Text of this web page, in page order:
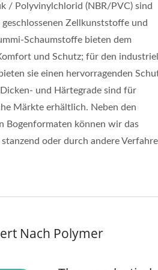
/ Polyvinylchlorid (NBR/PVC) sind
Zellkunststoffe und
Schaumstoffe bieten dem
und Schutz; für den
sie einen hervorragenden
und Härtegrade sind für
Märkte erhältlich. Neben den
Bogenformaten können wir das
oder durch andere
Nach Polymer